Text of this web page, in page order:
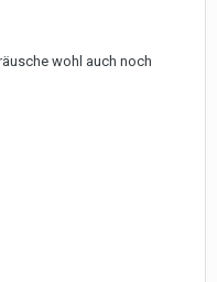
wohl auch noch